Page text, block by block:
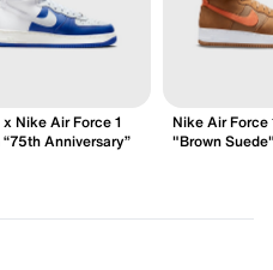
x Nike Air Force 1
“75th Anniversary”
Nike Air Force
"Brown